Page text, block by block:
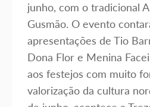
junho, com o tradicional
Gusmão. O evento
apresentações de Tio
Dona Flor e Menina
aos festejos com muito
valorização da cultura